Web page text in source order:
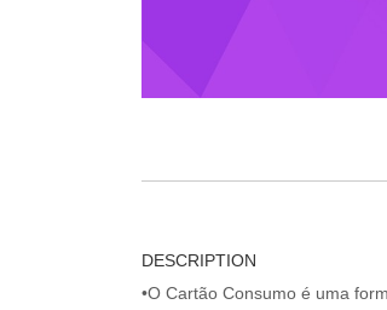
DESCRIPTION
•O Cartão Consumo é uma